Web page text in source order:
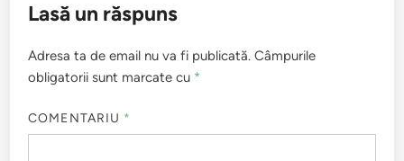
Lasă un răspuns
Adresa ta de email nu va fi publicată. Câmpurile
obligatorii sunt marcate cu *
COMENTARIU *